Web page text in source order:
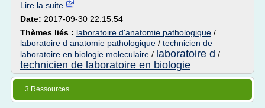
Lire la suite
Date: 2017-09-30 22:15:54
Thèmes liés : laboratoire d'anatomie pathologique /
laboratoire d anatomie pathologique / technicien de
laboratoire en biologie moleculaire / laboratoire d /
technicien de laboratoire en biologie
3 Ressources